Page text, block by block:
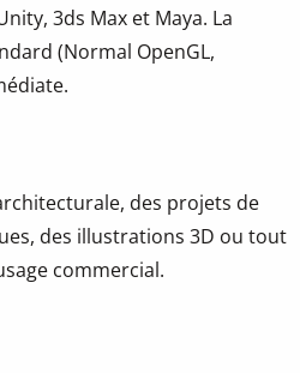
3ds Max et Maya. La
(Normal OpenGL,
des projets de
des illustrations 3D ou tout
commercial.